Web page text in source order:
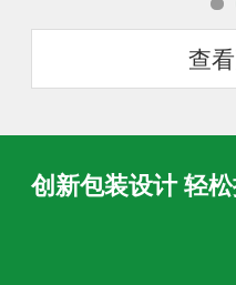
查
创新包装设计 轻